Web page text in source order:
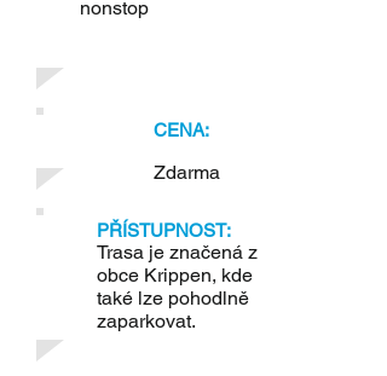
nonstop
CENA:
Zdarma
PŘÍSTUPNOST:
Trasa je značená z
obce Krippen, kde
také lze pohodlně
zaparkovat.